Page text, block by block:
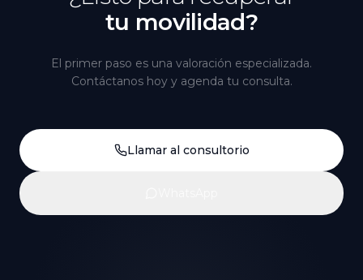
tu movilidad?
El primer paso es una valoración especializada.
Contáctanos hoy y agenda tu consulta.
Llamar al consultorio